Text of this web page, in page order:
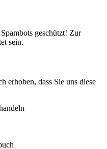
geschützt! Zur
sein.
erhoben, dass Sie uns diese